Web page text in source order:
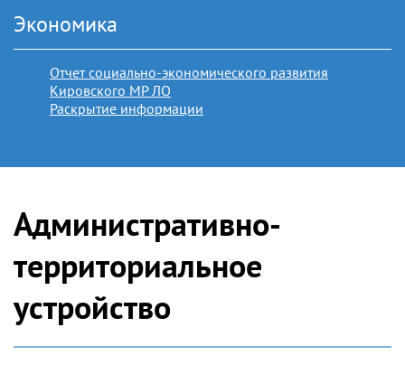
Экономика
Отчет социально-экономического развития
Кировского МР ЛО
Раскрытие информации
Административно-
территориальное
устройство